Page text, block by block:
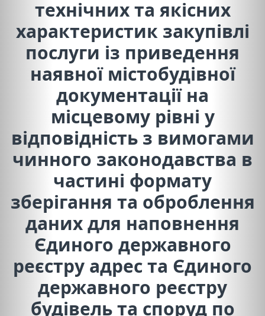
технічних та якісних
характеристик закупівлі
послуги із приведення
наявної містобудівної
документації на
місцевому рівні у
відповідність з вимогами
чинного законодавства в
частині формату
зберігання та оброблення
даних для наповнення
Єдиного державного
реєстру адрес та Єдиного
державного реєстру
будівель та споруд по